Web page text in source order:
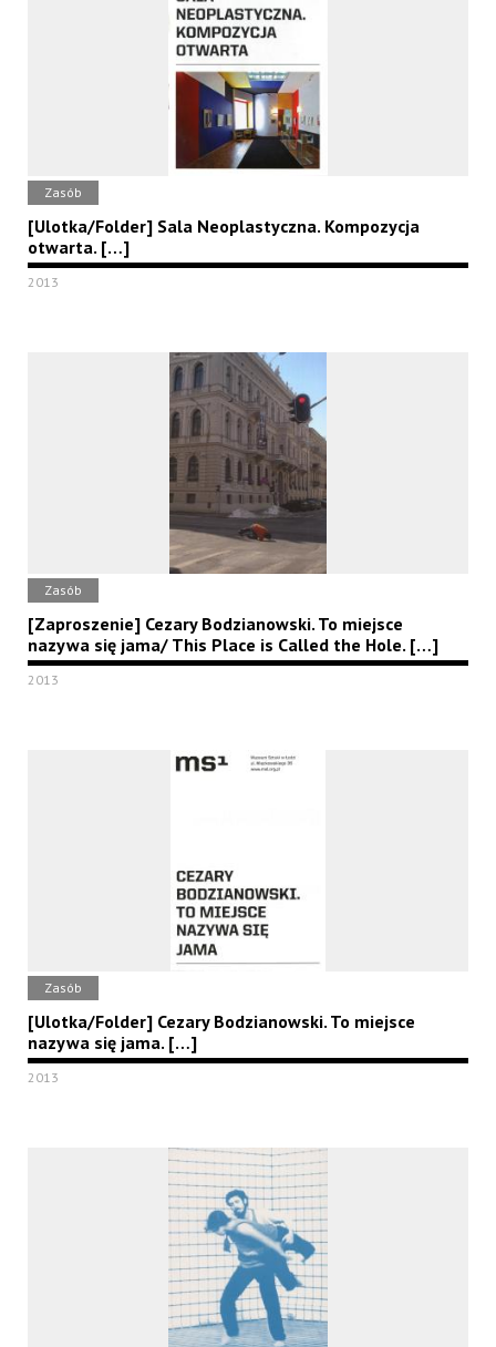
Zasób
[Ulotka/Folder] Sala Neoplastyczna. Kompozycja
otwarta. […]
2013
Zasób
[Zaproszenie] Cezary Bodzianowski. To miejsce
nazywa się jama/ This Place is Called the Hole. […]
2013
Zasób
[Ulotka/Folder] Cezary Bodzianowski. To miejsce
nazywa się jama. […]
2013